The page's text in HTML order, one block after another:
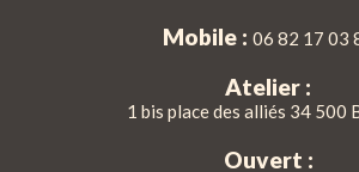
Mobile : 06 82 17 03
Atelier :
1 bis place des alliés 34 500
Ouvert :